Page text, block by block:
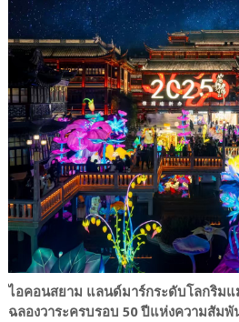
ไอคอนสยาม แลนด์มาร์กระดับโลกริมแ
ฉลองวาระครบรอบ 50 ปีแห่งความสัม